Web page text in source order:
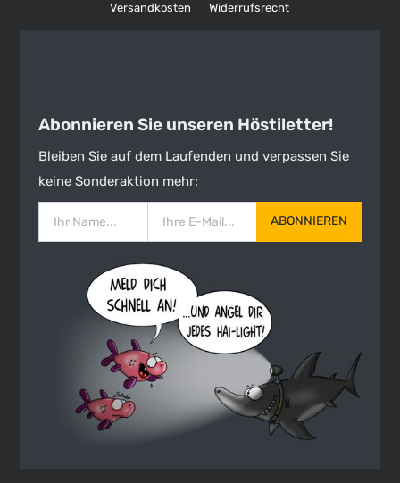
Versandkosten Widerrufsrecht
Abonnieren Sie unseren Höstiletter!
Bleiben Sie auf dem Laufenden und verpassen Sie
keine Sonderaktion mehr:
ABONNIEREN